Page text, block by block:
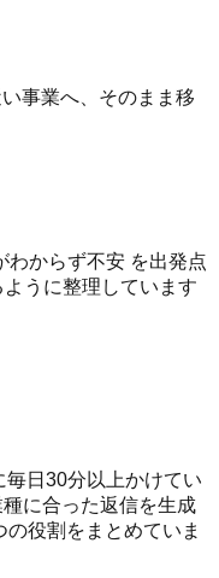
事業へ、そのまま移
わからず不安 を出発点
うに整理しています
日30分以上かけてい
に合った返信を生成
役割をまとめていま